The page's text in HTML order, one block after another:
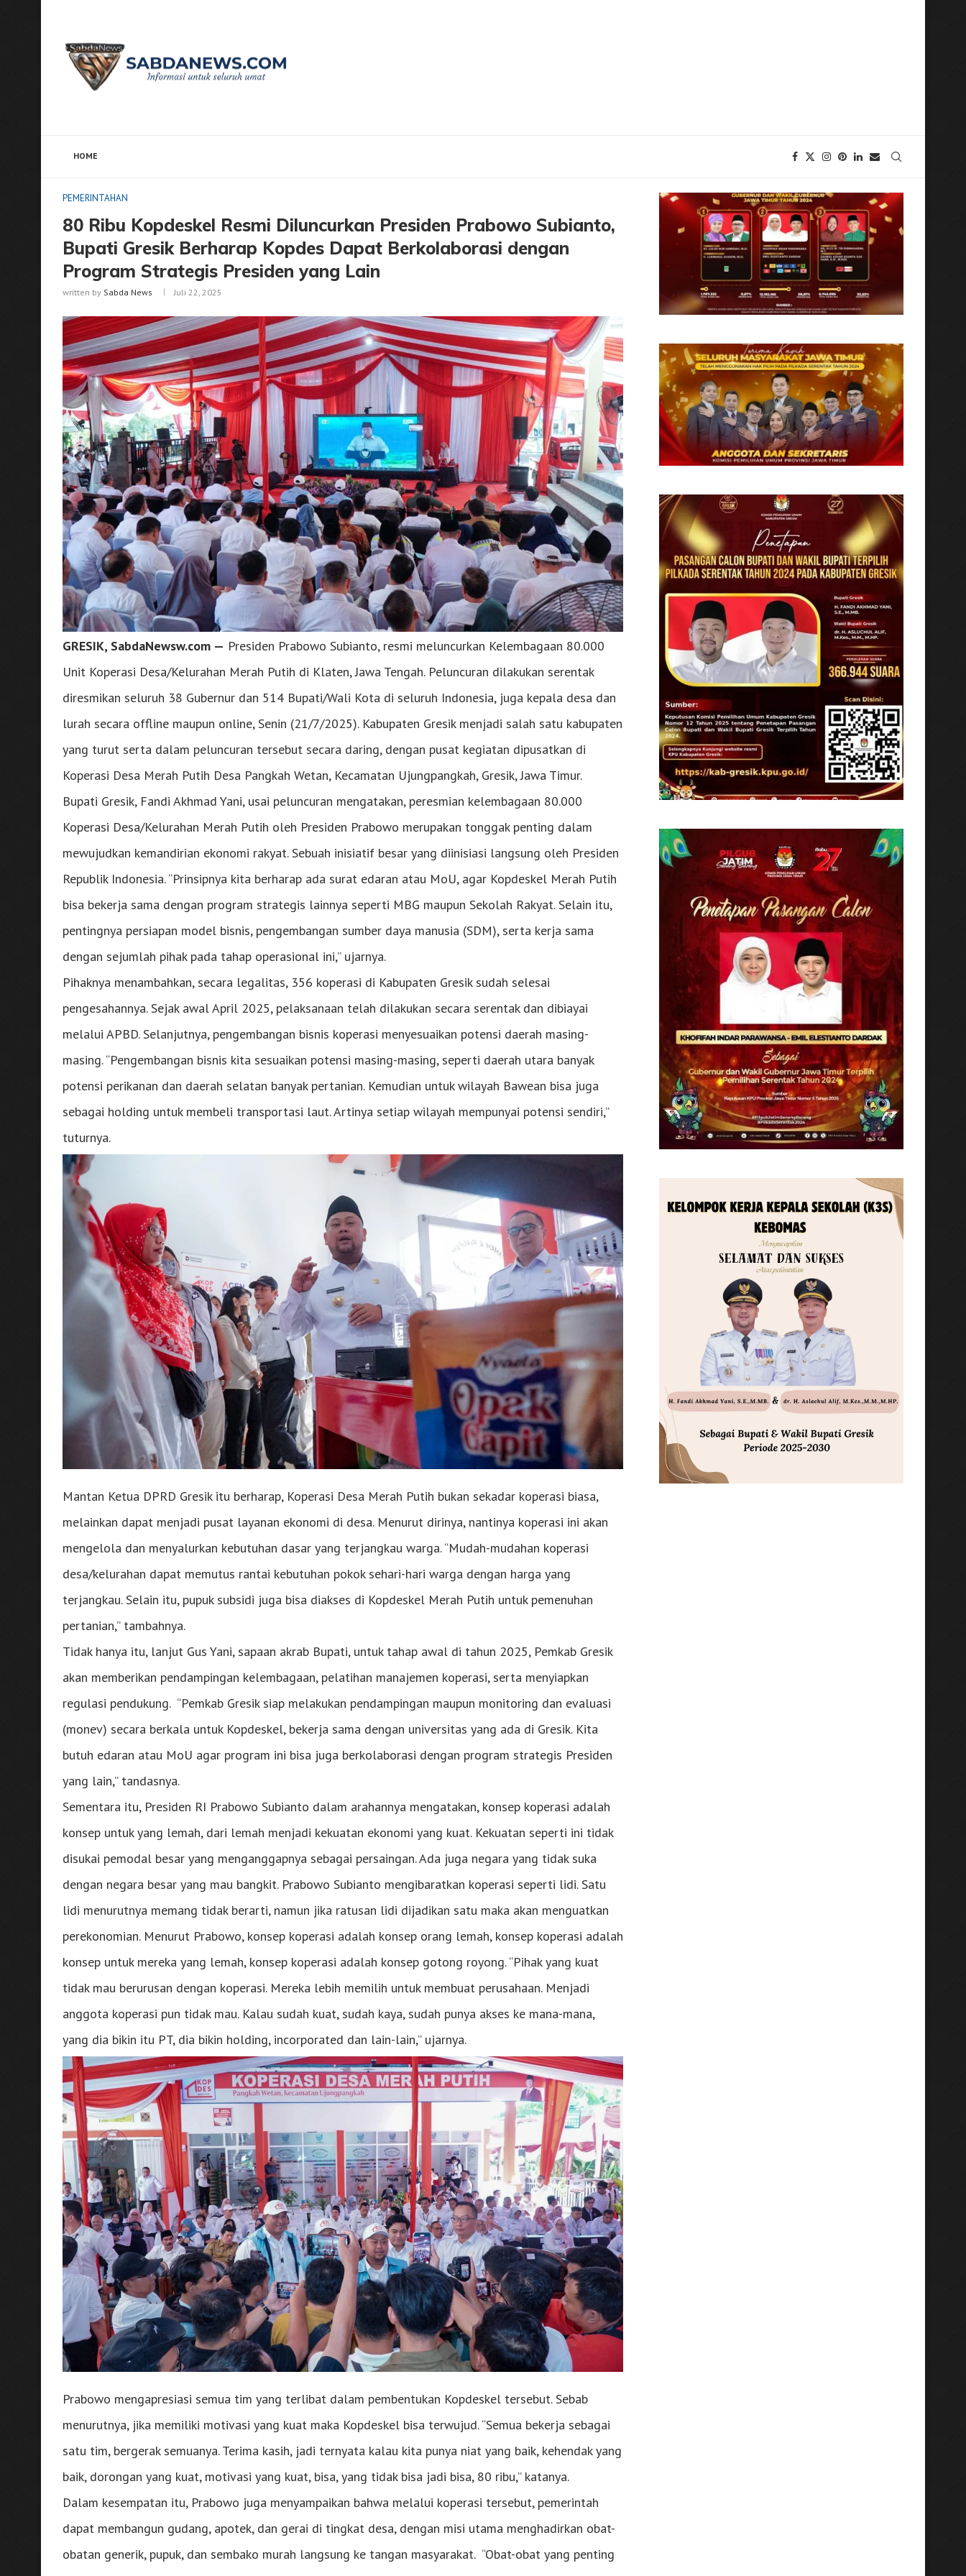
HOME
PEMERINTAHAN
80 Ribu Kopdeskel Resmi Diluncurkan Presiden Prabowo Subianto,
Bupati Gresik Berharap Kopdes Dapat Berkolaborasi dengan
Program Strategis Presiden yang Lain
written by Sabda News Juli 22, 2025
GRESIK, SabdaNewsw.com — Presiden Prabowo Subianto, resmi meluncurkan Kelembagaan 80.000
Unit Koperasi Desa/Kelurahan Merah Putih di Klaten, Jawa Tengah. Peluncuran dilakukan serentak
diresmikan seluruh 38 Gubernur dan 514 Bupati/Wali Kota di seluruh Indonesia, juga kepala desa dan
lurah secara offline maupun online, Senin (21/7/2025). Kabupaten Gresik menjadi salah satu kabupaten
yang turut serta dalam peluncuran tersebut secara daring, dengan pusat kegiatan dipusatkan di
Koperasi Desa Merah Putih Desa Pangkah Wetan, Kecamatan Ujungpangkah, Gresik, Jawa Timur.
Bupati Gresik, Fandi Akhmad Yani, usai peluncuran mengatakan, peresmian kelembagaan 80.000
Koperasi Desa/Kelurahan Merah Putih oleh Presiden Prabowo merupakan tonggak penting dalam
mewujudkan kemandirian ekonomi rakyat. Sebuah inisiatif besar yang diinisiasi langsung oleh Presiden
Republik Indonesia. “Prinsipnya kita berharap ada surat edaran atau MoU, agar Kopdeskel Merah Putih
bisa bekerja sama dengan program strategis lainnya seperti MBG maupun Sekolah Rakyat. Selain itu,
pentingnya persiapan model bisnis, pengembangan sumber daya manusia (SDM), serta kerja sama
dengan sejumlah pihak pada tahap operasional ini,” ujarnya.
Pihaknya menambahkan, secara legalitas, 356 koperasi di Kabupaten Gresik sudah selesai
pengesahannya. Sejak awal April 2025, pelaksanaan telah dilakukan secara serentak dan dibiayai
melalui APBD. Selanjutnya, pengembangan bisnis koperasi menyesuaikan potensi daerah masing-
masing. “Pengembangan bisnis kita sesuaikan potensi masing-masing, seperti daerah utara banyak
potensi perikanan dan daerah selatan banyak pertanian. Kemudian untuk wilayah Bawean bisa juga
sebagai holding untuk membeli transportasi laut. Artinya setiap wilayah mempunyai potensi sendiri,”
tuturnya.
Mantan Ketua DPRD Gresik itu berharap, Koperasi Desa Merah Putih bukan sekadar koperasi biasa,
melainkan dapat menjadi pusat layanan ekonomi di desa. Menurut dirinya, nantinya koperasi ini akan
mengelola dan menyalurkan kebutuhan dasar yang terjangkau warga. “Mudah-mudahan koperasi
desa/kelurahan dapat memutus rantai kebutuhan pokok sehari-hari warga dengan harga yang
terjangkau. Selain itu, pupuk subsidi juga bisa diakses di Kopdeskel Merah Putih untuk pemenuhan
pertanian,” tambahnya.
Tidak hanya itu, lanjut Gus Yani, sapaan akrab Bupati, untuk tahap awal di tahun 2025, Pemkab Gresik
akan memberikan pendampingan kelembagaan, pelatihan manajemen koperasi, serta menyiapkan
regulasi pendukung. “Pemkab Gresik siap melakukan pendampingan maupun monitoring dan evaluasi
(monev) secara berkala untuk Kopdeskel, bekerja sama dengan universitas yang ada di Gresik. Kita
butuh edaran atau MoU agar program ini bisa juga berkolaborasi dengan program strategis Presiden
yang lain,” tandasnya.
Sementara itu, Presiden RI Prabowo Subianto dalam arahannya mengatakan, konsep koperasi adalah
konsep untuk yang lemah, dari lemah menjadi kekuatan ekonomi yang kuat. Kekuatan seperti ini tidak
disukai pemodal besar yang menganggapnya sebagai persaingan. Ada juga negara yang tidak suka
dengan negara besar yang mau bangkit. Prabowo Subianto mengibaratkan koperasi seperti lidi. Satu
lidi menurutnya memang tidak berarti, namun jika ratusan lidi dijadikan satu maka akan menguatkan
perekonomian. Menurut Prabowo, konsep koperasi adalah konsep orang lemah, konsep koperasi adalah
konsep untuk mereka yang lemah, konsep koperasi adalah konsep gotong royong. “Pihak yang kuat
tidak mau berurusan dengan koperasi. Mereka lebih memilih untuk membuat perusahaan. Menjadi
anggota koperasi pun tidak mau. Kalau sudah kuat, sudah kaya, sudah punya akses ke mana-mana,
yang dia bikin itu PT, dia bikin holding, incorporated dan lain-lain,” ujarnya.
Prabowo mengapresiasi semua tim yang terlibat dalam pembentukan Kopdeskel tersebut. Sebab
menurutnya, jika memiliki motivasi yang kuat maka Kopdeskel bisa terwujud. “Semua bekerja sebagai
satu tim, bergerak semuanya. Terima kasih, jadi ternyata kalau kita punya niat yang baik, kehendak yang
baik, dorongan yang kuat, motivasi yang kuat, bisa, yang tidak bisa jadi bisa, 80 ribu,” katanya.
Dalam kesempatan itu, Prabowo juga menyampaikan bahwa melalui koperasi tersebut, pemerintah
dapat membangun gudang, apotek, dan gerai di tingkat desa, dengan misi utama menghadirkan obat-
obatan generik, pupuk, dan sembako murah langsung ke tangan masyarakat. “Obat-obat yang penting